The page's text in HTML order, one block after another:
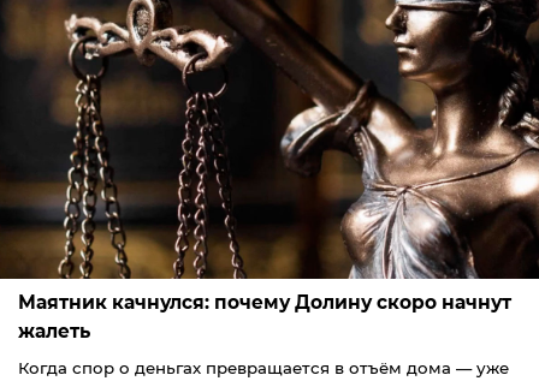
Маятник качнулся: почему Долину скоро начнут
жалеть
Когда спор о деньгах превращается в отъём дома — уже